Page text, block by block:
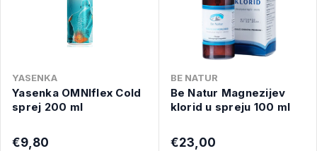
YASENKA
Yasenka OMNIflex Cold
sprej 200 ml
€9,80
BE NATUR
Be Natur Magnezijev
klorid u spreju 100 ml
€23,00